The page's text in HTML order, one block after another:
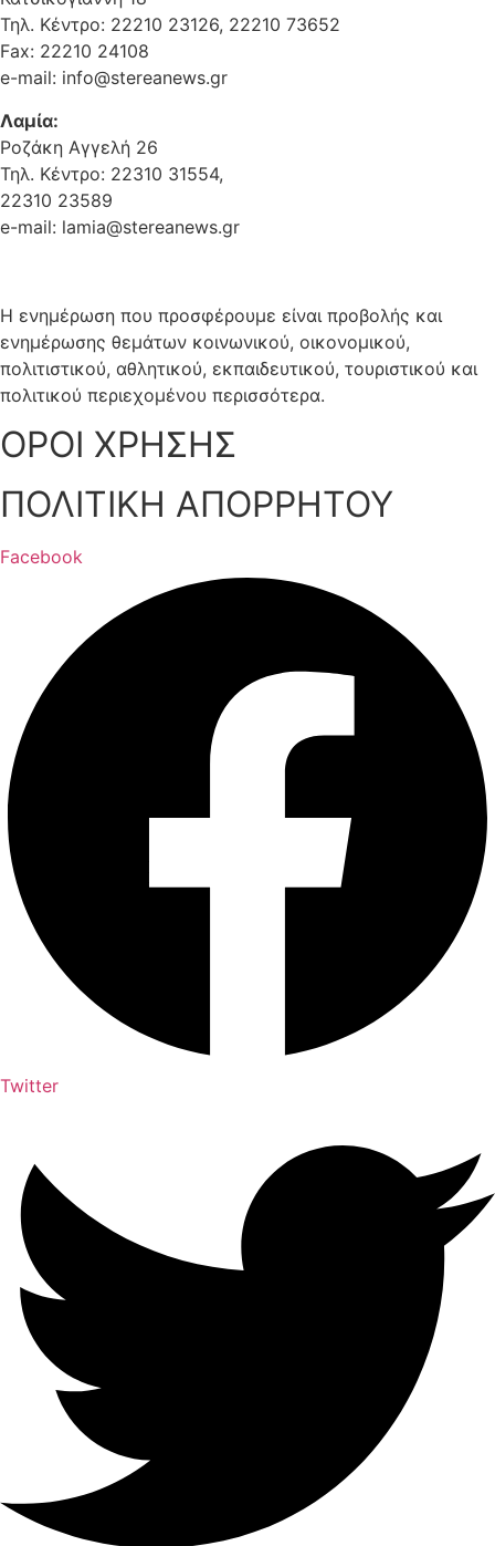
Τηλ. Κέντρο: 22210 23126, 22210 73652
Fax: 22210 24108
e-mail: info@stereanews.gr
Λαμία:
Ροζάκη Αγγελή 26
Τηλ. Κέντρο: 22310 31554,
22310 23589
e-mail: lamia@stereanews.gr
Η ενημέρωση που προσφέρουμε είναι προβολής και
ενημέρωσης θεμάτων κοινωνικού, οικονομικού,
πολιτιστικού, αθλητικού, εκπαιδευτικού, τουριστικού και
πολιτικού περιεχομένου περισσότερα.
ΟΡΟΙ ΧΡΗΣΗΣ
ΠΟΛΙΤΙΚΗ ΑΠΟΡΡΗΤΟΥ
Facebook
Twitter